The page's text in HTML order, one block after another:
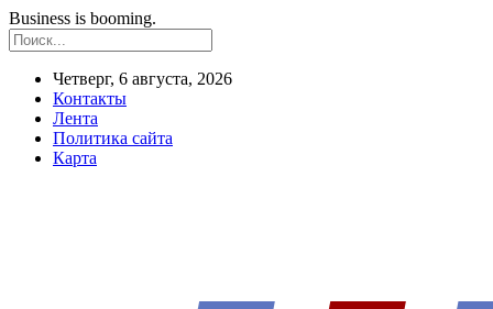
Business is booming.
Четверг, 6 августа, 2026
Контакты
Лента
Политика сайта
Карта